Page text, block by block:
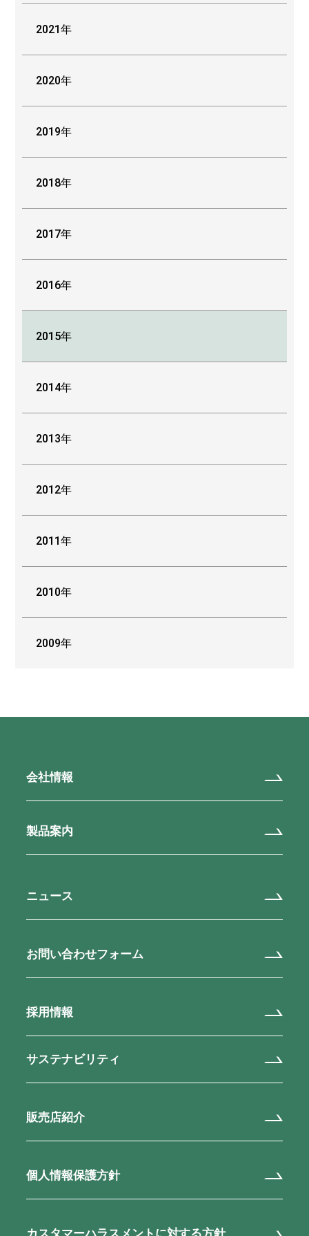
2021年
2020年
2019年
2018年
2017年
2016年
2015年
2014年
2013年
2012年
2011年
2010年
2009年
会社情報
製品案内
ニュース
お問い合わせフォーム
採用情報
サステナビリティ
販売店紹介
個人情報保護方針
カスタマーハラスメントに対する方針